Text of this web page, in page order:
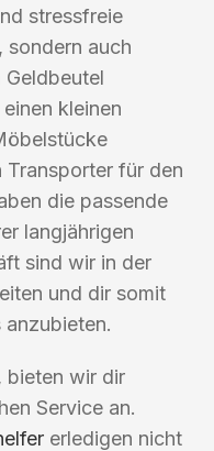
stressfreie
sondern auch
kleinen
für den
die passende
langjährigen
sind wir in der
und dir somit
anzubieten.
bieten wir dir
Service an.
erledigen nicht